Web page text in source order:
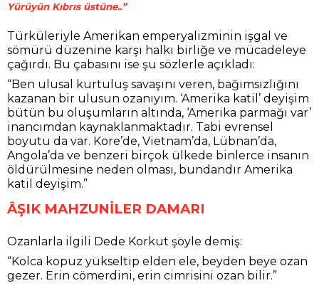
Yürüyün Kıbrıs üstüne..”
Türküleriyle Amerikan emperyalizminin işgal ve
sömürü düzenine karşı halkı birliğe ve mücadeleye
çağırdı. Bu çabasını ise şu sözlerle açıkladı:
“Ben ulusal kurtuluş savaşını veren, bağımsızlığını
kazanan bir ulusun ozanıyım. ‘Amerika katil’ deyişim
bütün bu oluşumların altında, ‘Amerika parmağı var’
inancımdan kaynaklanmaktadır. Tabi evrensel
boyutu da var. Kore’de, Vietnam’da, Lübnan’da,
Angola’da ve benzeri birçok ülkede binlerce insanın
öldürülmesine neden olması, bundandır Amerika
katil deyişim.”
ÂŞIK MAHZUNİLER DAMARI
Ozanlarla ilgili Dede Korkut şöyle demiş:
“Kolca kopuz yükseltip elden ele, beyden beye ozan
gezer. Erin cömerdini, erin cimrisini ozan bilir.”